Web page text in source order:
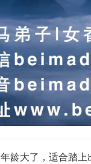
年龄大了，适合踏上